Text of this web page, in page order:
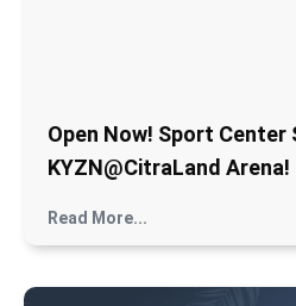
Open Now! Sport Center
KYZN@CitraLand
Read More...